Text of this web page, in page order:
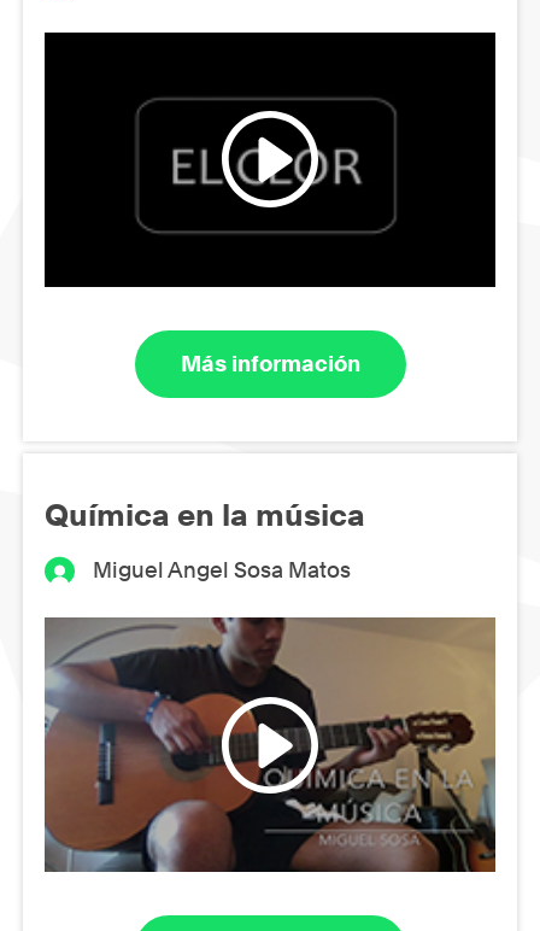
Más información
Química en la música
Miguel Angel Sosa Matos